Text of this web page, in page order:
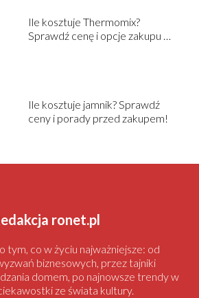
Ile kosztuje Thermomix?
Sprawdź cenę i opcje zakupu w
Ile kosztuje jamnik? Sprawdź
ceny i porady przed zakupem!
ronet.pl
tym, co w życiu najważniejsze: od
biznesowych, przez tajniki
domem, po najnowsze trendy w
ze świata kultury.